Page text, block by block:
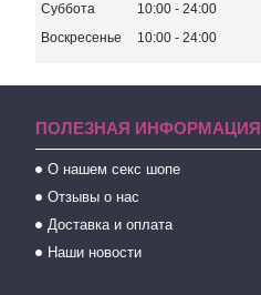
Суббота
10:00
24:00
Воскресенье
10:00 24:00
ПОЛЕЗНАЯ ИНФОРМАЦИЯ
О нашем секс шопе
Отзывы о нас
Доставка и оплата
Наши новости